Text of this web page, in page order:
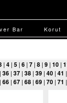
Bar Korut
| 4 | 5 | 6 | 7 | 8 | 9 | 10 |
| 36 | 37 | 38 | 39 | 40 | 41
| 66 | 67 | 68 | 69 | 70 | 71